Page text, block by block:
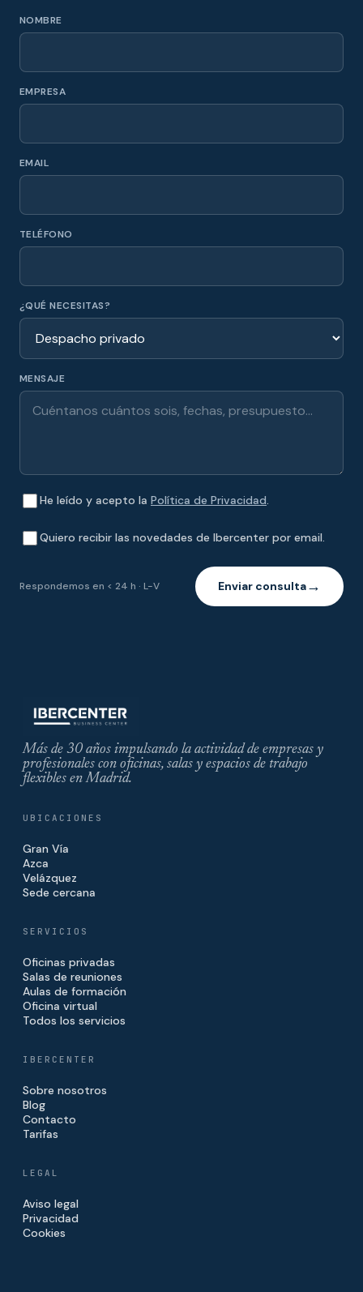
NOMBRE
EMPRESA
EMAIL
TELÉFONO
¿QUÉ NECESITAS?
MENSAJE
He leído y acepto la Política de Privacidad.
Quiero recibir las novedades de Ibercenter por email.
Respondemos en < 24 h · L-V Enviar consulta→
Más de 30 años impulsando la actividad de empresas y
profesionales con oficinas, salas y espacios de trabajo
flexibles en Madrid.
UBICACIONES
Gran Vía
Azca
Velázquez
Sede cercana
SERVICIOS
Oficinas privadas
Salas de reuniones
Aulas de formación
Oficina virtual
Todos los servicios
IBERCENTER
Sobre nosotros
Blog
Contacto
Tarifas
LEGAL
Aviso legal
Privacidad
Cookies